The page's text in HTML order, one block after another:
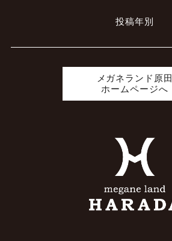
投稿年別
メガネランド原田
ホームページへ